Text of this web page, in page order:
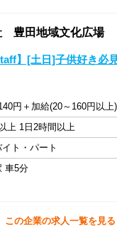
豊田地域文化広場
】[土日]子供好き
円＋加給(20～160円以上
上 1日2時間以上
ト・パート
車5分
この企業の求人一覧を見る